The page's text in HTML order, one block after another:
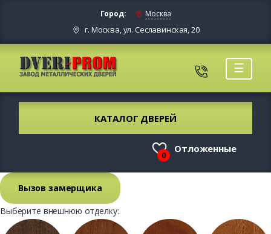
Город: Москва
г. Москва, ул. Сеславинская, 20
☰
КАТАЛОГ ДВЕРЕЙ
0
Отложенные
Вызов замерщика
Выберите внешнюю отделку: